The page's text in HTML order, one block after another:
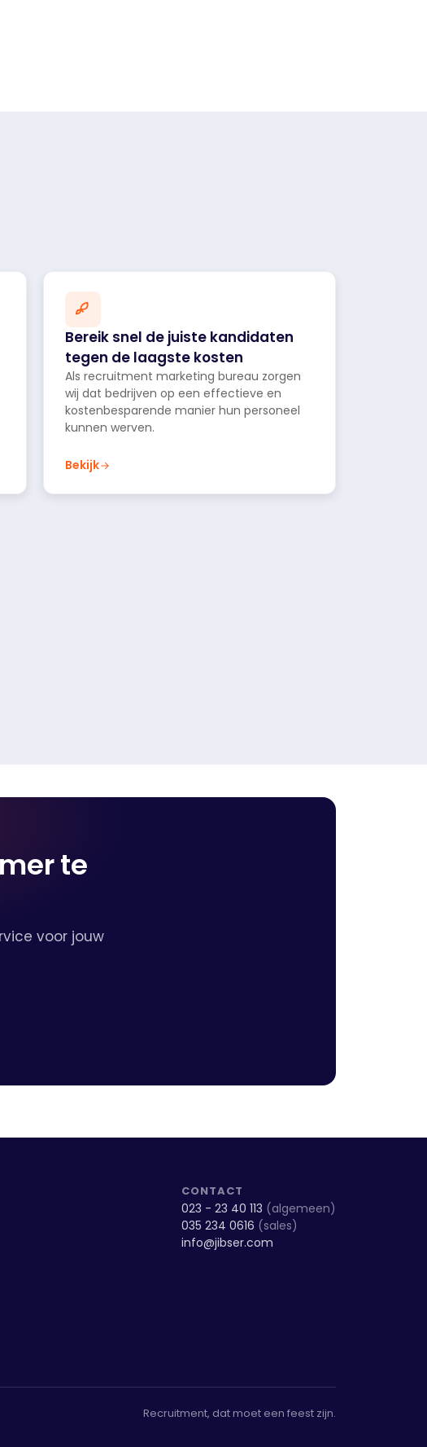
Bereik snel de juiste kandidaten
tegen de laagste kosten
Als recruitment marketing bureau zorgen
wij dat bedrijven op een effectieve en
kostenbesparende manier hun personeel
kunnen werven.
Bekijk
te
voor jouw
CONTACT
023 - 23 40 113 (algemeen)
035 234 0616 (sales)
info@jibser.com
Recruitment, dat moet een feest zijn.